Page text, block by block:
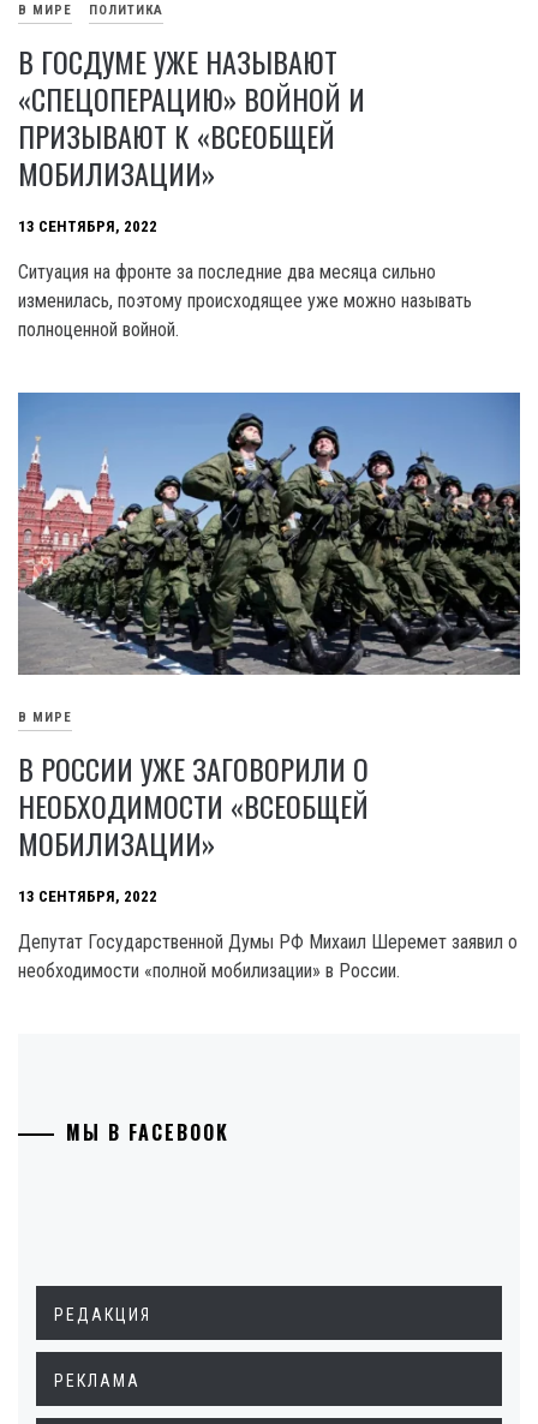
В МИРЕ ПОЛИТИКА
В ГОСДУМЕ УЖЕ НАЗЫВАЮТ
«СПЕЦОПЕРАЦИЮ» ВОЙНОЙ И
ПРИЗЫВАЮТ К «ВСЕОБЩЕЙ
МОБИЛИЗАЦИИ»
13 СЕНТЯБРЯ, 2022
Ситуация на фронте за последние два месяца сильно
изменилась, поэтому происходящее уже можно называть
полноценной войной.
В МИРЕ
В РОССИИ УЖЕ ЗАГОВОРИЛИ О
НЕОБХОДИМОСТИ «ВСЕОБЩЕЙ
МОБИЛИЗАЦИИ»
13 СЕНТЯБРЯ, 2022
Депутат Государственной Думы РФ Михаил Шеремет заявил о
необходимости «полной мобилизации» в России.
МЫ В FACEBOOK
РЕДАКЦИЯ
РЕКЛАМА